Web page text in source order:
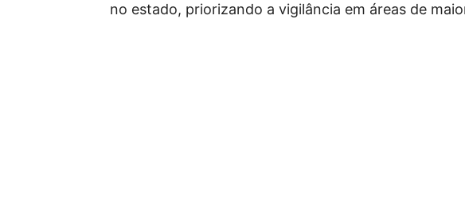
no estado, priorizando a vigilância em áreas de